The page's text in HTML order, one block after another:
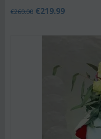
€260.00 €219.99